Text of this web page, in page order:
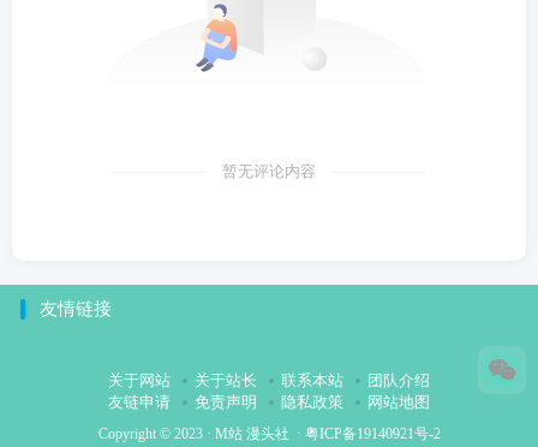
暂无评论内容
友情链接
关于网站 关于站长 联系本站
团队介绍
友链申请
免责声明 隐私政策 网站地图
Copyright © 2023 · M站 漫头社 · 粤ICP备19140921号-2